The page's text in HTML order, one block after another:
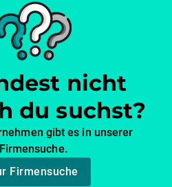
nicht
du suchst?
gibt es in unserer
Firmensuche.
Firmensuche